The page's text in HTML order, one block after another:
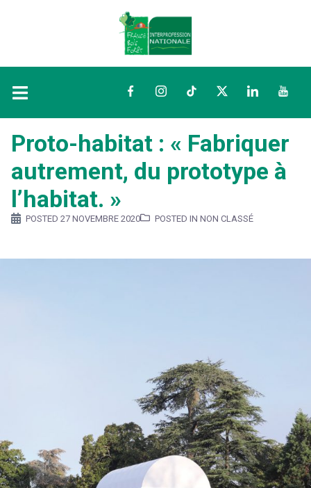
FacebookInstagramTikTokTwitterLinkedIn
Proto-habitat : « Fabriquer
autrement, du prototype à
l’habitat. »
POSTED 27 NOVEMBRE 2020 POSTED IN NON CLASSÉ